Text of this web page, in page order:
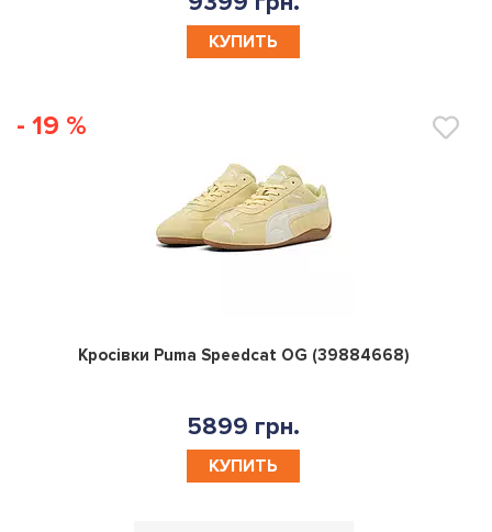
КУПИТЬ
- 19 %
0
Кросівки Puma Speedcat OG (39884668)
5899 грн.
КУПИТЬ